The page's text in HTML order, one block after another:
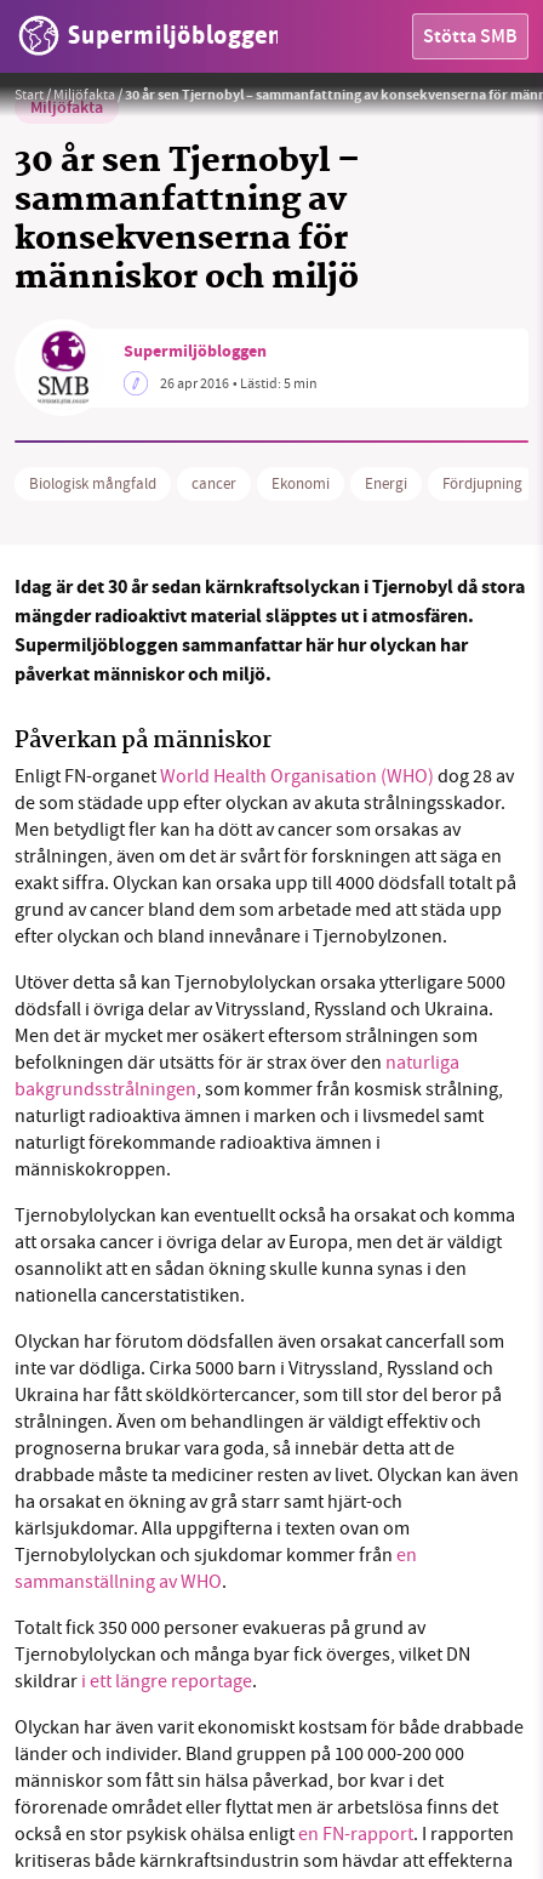
Supermiljöbloggen Stötta SMB
HEM
OMRÅDEN
Instagram
Start/Miljöfakta/30 år sen Tjernobyl – sammanfattning av konsekvenserna för
Miljöfakta
30 år sen Tjernobyl –
sammanfattning av
konsekvenserna för
människor och miljö
Jason Minshull (Public Domain)
Supermiljöbloggen
26 apr 2016• Lästid:5 min
Biologisk mångfald cancer Ekonomi Energi Fördjupning
Idag är det 30 år sedan kärnkraftsolyckan i Tjernobyl då stora
mängder radioaktivt material släpptes ut i atmosfären.
Supermiljöbloggen sammanfattar här hur olyckan har
påverkat människor och miljö.
Påverkan på människor
Enligt FN-organetWorld Health Organisation (WHO) dog 28 av
de som städade upp efter olyckan av akuta strålningsskador.
Men betydligt fler kan ha dött av cancer som orsakas av
strålningen, även om det är svårt för forskningen att säga en
exakt siffra. Olyckan kan orsaka upp till 4000 dödsfall totalt på
grund av cancer bland dem som arbetade med att städa upp
efter olyckan och bland innevånare i Tjernobylzonen.
Utöver detta så kan Tjernobylolyckan orsaka ytterligare 5000
dödsfall i övriga delar av Vitryssland, Ryssland och Ukraina.
Men det är mycket mer osäkert eftersom strålningen som
befolkningen där utsätts för är strax över den naturliga
bakgrundsstrålningen, som kommer från kosmisk strålning,
naturligt radioaktiva ämnen i marken och i livsmedel samt
naturligt förekommande radioaktiva ämnen i
människokroppen.
Tjernobylolyckan kan eventuellt också ha orsakat och komma
att orsaka cancer i övriga delar av Europa, men det är väldigt
osannolikt att en sådan ökning skulle kunna synas i den
nationella cancerstatistiken.
Olyckan har förutom dödsfallen även orsakat cancerfall som
inte var dödliga. Cirka 5000 barn i Vitryssland, Ryssland och
Ukraina har fått sköldkörtercancer, som till stor del beror på
strålningen. Även om behandlingen är väldigt effektiv och
prognoserna brukar vara goda, så innebär detta att de
drabbade måste ta mediciner resten av livet. Olyckan kan även
ha orsakat en ökning av grå starr samt hjärt-och
kärlsjukdomar. Alla uppgifterna i texten ovan om
Tjernobylolyckan och sjukdomar kommer från en
sammanställning av WHO.
Totalt fick 350 000 personer evakueras på grund av
Tjernobylolyckan och många byar fick överges, vilket DN
skildrar i ett längre reportage.
Olyckan har även varit ekonomiskt kostsam för både drabbade
länder och individer. Bland gruppen på 100 000-200 000
människor som fått sin hälsa påverkad, bor kvar i det
förorenade området eller flyttat men är arbetslösa finns det
också en stor psykisk ohälsa enligten FN-rapport. I rapporten
kritiseras både kärnkraftsindustrin som hävdar att effekterna
SMB kämpar för en hållbar framtid. Sedan
starten 2010 har vår ideella redaktion drivit
nyhetsbevakning och granskningar. Nu vill vi
utveckla vårt arbete – och vi hoppas att du
vill hjälpa oss.
Stötta vårt arbete genom att swisha en slant till
1231368703